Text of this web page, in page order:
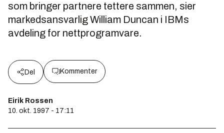
som bringer partnere tettere sammen, sier
markedsansvarlig William Duncan i IBMs
avdeling for nettprogramvare.
Del Kommenter
Eirik Rossen
10. okt. 1997 - 17:11